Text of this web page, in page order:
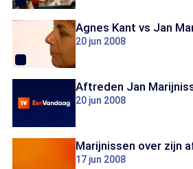
Agnes Kant vs Jan
20 jun 2008
Aftreden Jan
20 jun 2008
Marijnissen over zijn
17 jun 2008